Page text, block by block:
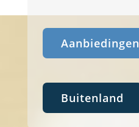
Aanbiedingen
Buitenland